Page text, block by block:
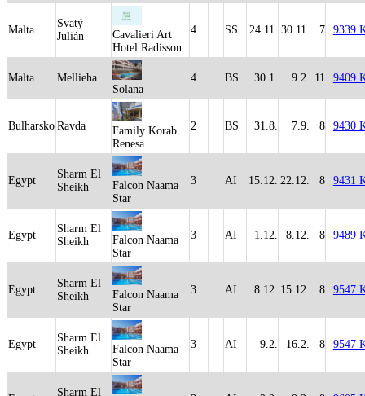
Malta
Svatý
Julián
Cavalieri Art
Hotel Radisson
4 SS 24.11. 30.11. 7 9339
Malta
Mellieha
Solana
4 BS 30.1. 9.2. 11 9409
Bulharsko Ravda
Family Korab
Renesa
2 BS 31.8. 7.9. 8 9430
Egypt
Sharm El
Sheikh
Falcon Naama
Star
3 AI 15.12. 22.12. 8 9431
Egypt
Sharm El
Sheikh
Falcon Naama
Star
3 AI 1.12. 8.12. 8 9489
Egypt
Sharm El
Sheikh
Falcon Naama
Star
3 AI 8.12. 15.12. 8 9547
Egypt
Sharm El
Sheikh
Falcon Naama
Star
3 AI 9.2. 16.2. 8 9547
Sharm El